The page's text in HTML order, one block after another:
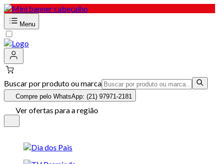
Menu
Buscar por produto ou marca
Compre pelo WhatsApp: (21) 97971-2181
Ver ofertas para a região